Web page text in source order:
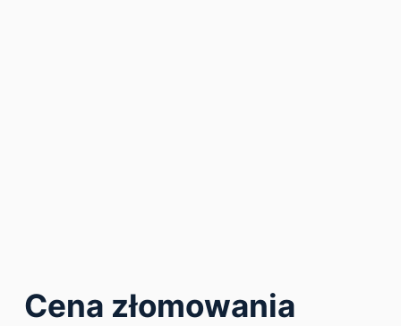
Cena złomowania